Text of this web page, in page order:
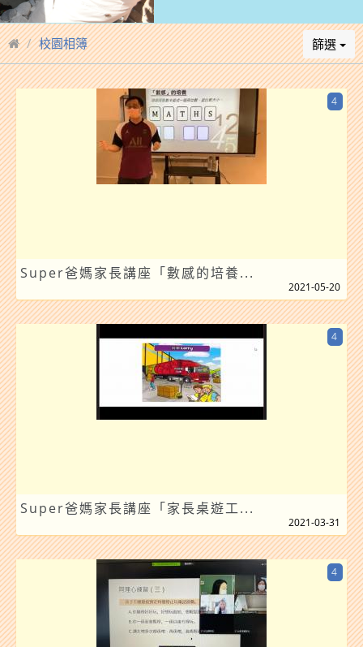
校園相簿 篩選
Super爸媽家長講座「數感的培養...
4
2021-05-20
Super爸媽家長講座「家長桌遊工...
4
2021-03-31
4